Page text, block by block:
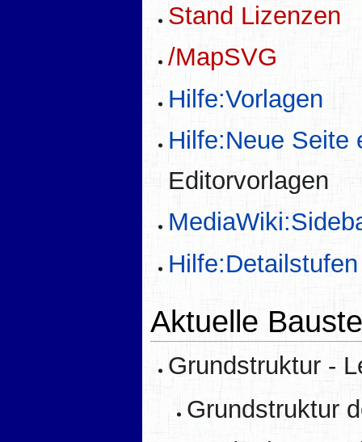
Stand Lizenzen
/MapSVG
Hilfe:Vorlagen
Hilfe:Neue Seite
Editorvorlagen
Hilfe:Detailstufen
Aktuelle
Grundstruktur -
Grundstruktur